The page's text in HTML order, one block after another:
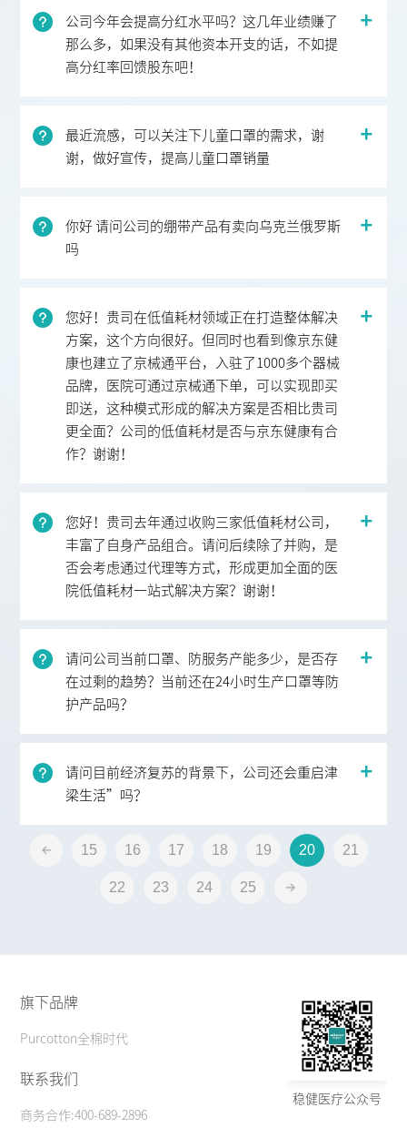
公司今年会提高分红水平吗？这几年业绩赚了
那么多，如果没有其他资本开支的话，不如提
高分红率回馈股东吧！
最近流感，可以关注下儿童口罩的需求，谢
谢，做好宣传，提高儿童口罩销量
你好 请问公司的绷带产品有卖向乌克兰俄罗斯
吗
您好！贵司在低值耗材领域正在打造整体解决
方案，这个方向很好。但同时也看到像京东健
康也建立了京械通平台，入驻了1000多个器械
品牌，医院可通过京械通下单，可以实现即买
即送，这种模式形成的解决方案是否相比贵司
更全面？公司的低值耗材是否与京东健康有合
作？谢谢！
您好！贵司去年通过收购三家低值耗材公司，
丰富了自身产品组合。请问后续除了并购，是
否会考虑通过代理等方式，形成更加全面的医
院低值耗材一站式解决方案？谢谢！
请问公司当前口罩、防服务产能多少，是否存
在过剩的趋势？当前还在24小时生产口罩等防
护产品吗？
请问目前经济复苏的背景下，公司还会重启津
梁生活”吗？
15 16 17 18 19 20 21
22 23 24 25
旗下品牌
Purcotton全棉时代
联系我们
商务合作:400-689-2896
稳健医疗公众号